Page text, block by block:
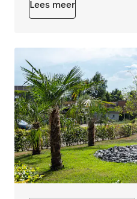
Lees meer